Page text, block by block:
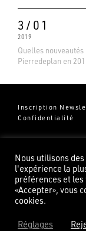
3/01
2019
Quelles nouveautés
Pierredeplan en
Inscription
Confidentialité
Groupe
82100
©2026 Pierredeplan
Nous utilisons
l'expérience la
préférences et
«Accepter», vous
cookies.
Réglages